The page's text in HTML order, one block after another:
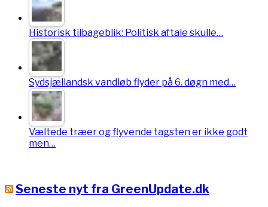
Historisk tilbageblik: Politisk aftale skulle…
Sydsjællandsk vandløb flyder på 6. døgn med…
Væltede træer og flyvende tagsten er ikke godt
men…
Seneste nyt fra GreenUpdate.dk